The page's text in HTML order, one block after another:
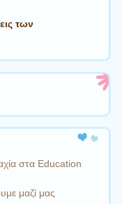
των
στα Education
μαζί μας